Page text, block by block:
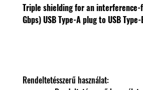
Triple shielding for an
Gbps)USB Type-A plug to USB
Rendeltetésszerű használat: